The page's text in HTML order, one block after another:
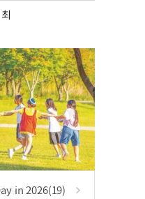
in 2026(19)